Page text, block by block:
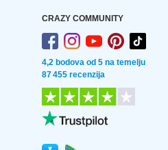
CRAZY COMMUNITY
4,2 bodova od 5 na temelju
87 455 recenzija